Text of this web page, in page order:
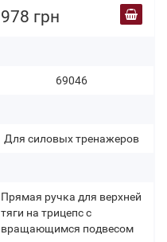
978 грн
69046
Для силовых тренажеров
Прямая ручка для верхней
тяги на трицепс с
вращающимся подвесом